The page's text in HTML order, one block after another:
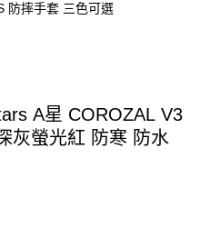
防摔手套 三色可選
A星 COROZAL V3
灰螢光紅 防寒 防水